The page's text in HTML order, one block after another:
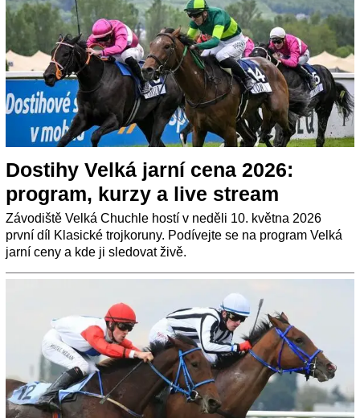
Dostihy Velká jarní cena 2026:
program, kurzy a live stream
Závodiště Velká Chuchle hostí v neděli 10. května 2026
první díl Klasické trojkoruny. Podívejte se na program Velká
jarní ceny a kde ji sledovat živě.